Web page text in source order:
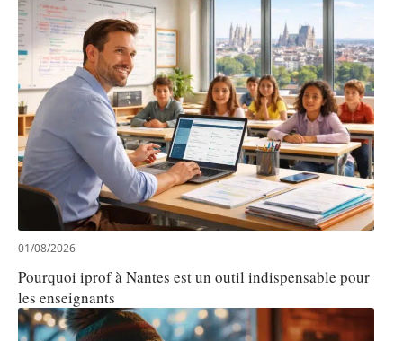
01/08/2026
Pourquoi iprof à Nantes est un outil indispensable pour
les enseignants